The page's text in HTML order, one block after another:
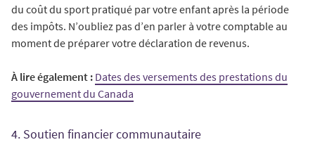
du coût du sport pratiqué par votre enfant après la période
des impôts. N’oubliez pas d’en parler à votre comptable au
moment de préparer votre déclaration de revenus.
À lire également : Dates des versements des prestations du
gouvernement du Canada
4. Soutien financier communautaire